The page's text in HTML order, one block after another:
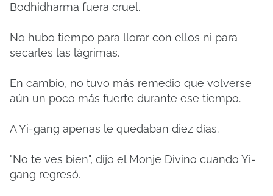
Bodhidharma fuera cruel.
No hubo tiempo para llorar con ellos ni para
secarles las lágrimas.
En cambio, no tuvo más remedio que volverse
aún un poco más fuerte durante ese tiempo.
A Yi-gang apenas le quedaban diez días.
"No te ves bien", dijo el Monje Divino cuando Yi-
gang regresó.